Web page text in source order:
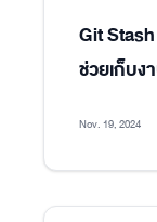
Git
ช่วยเก็บง
Nov. 19, 2024